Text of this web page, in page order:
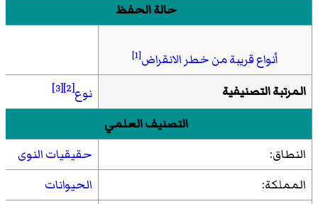
حالة الحفظ
أنواع قريبة من خطر الانقراض[1]
المرتبة التصنيفية نوع[2]
[3]
التصنيف العلمي
النطاق:
حقيقيات النوى
المملكة:
الحيوانات